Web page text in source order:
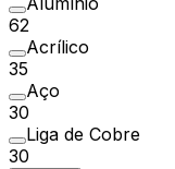
62
Acrílico
35
Aço
30
Liga de Cobre
30